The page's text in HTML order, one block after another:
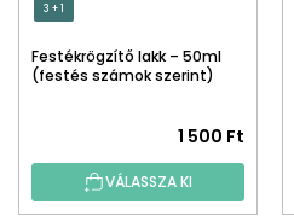
3 + 1
Festékrögzítő lakk – 50ml
(festés számok szerint)
1 500 Ft
VÁLASSZA KI